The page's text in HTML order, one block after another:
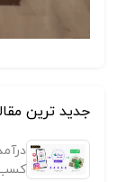
جدید ترین
کسب